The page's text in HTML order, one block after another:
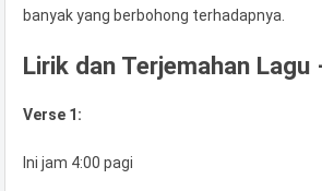
banyak yang berbohong terhadapnya.
Lirik dan Terjemahan Lagu
Verse 1:
Ini jam 4:00 pagi